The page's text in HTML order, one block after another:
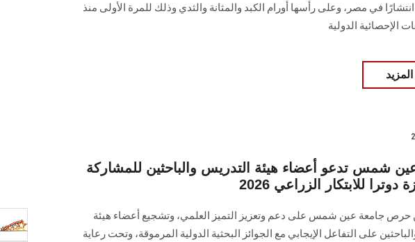
في مصر، وعلى رأسها أورام الكبد والمثانة والثدي وذلك للمرة الأولى منذ
الإحصائية الدولية
شمس تدعو أعضاء هيئة التدريس والباحثين للمشاركة
للابتكار الزراعي 2026
حرص جامعة عين شمس على دعم وتعزيز التميز العلمي، وتشجيع أعضاء هيئة
على التفاعل الإيجابي مع الجوائز البحثية الدولية المرموقة، وتحت رعاية